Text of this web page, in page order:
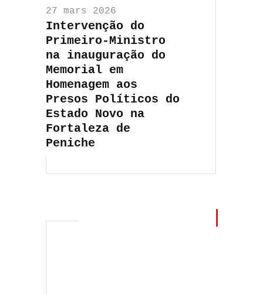
27 mars 2026
Intervenção do
Primeiro-Ministro
na inauguração do
Memorial em
Homenagem aos
Presos Políticos do
Estado Novo na
Fortaleza de
Peniche